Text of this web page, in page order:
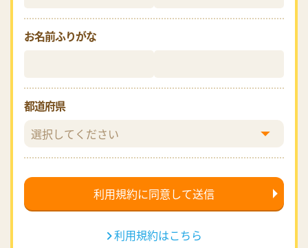
お名前ふりがな
都道府県
利用規約はこちら